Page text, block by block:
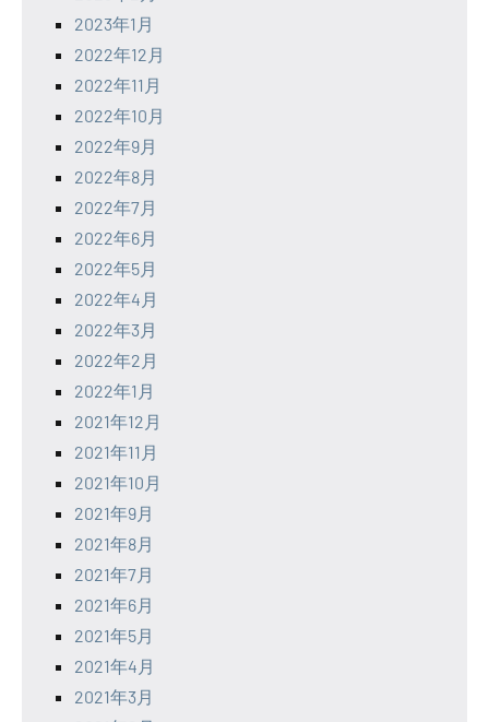
2023年1月
2022年12月
2022年11月
2022年10月
2022年9月
2022年8月
2022年7月
2022年6月
2022年5月
2022年4月
2022年3月
2022年2月
2022年1月
2021年12月
2021年11月
2021年10月
2021年9月
2021年8月
2021年7月
2021年6月
2021年5月
2021年4月
2021年3月